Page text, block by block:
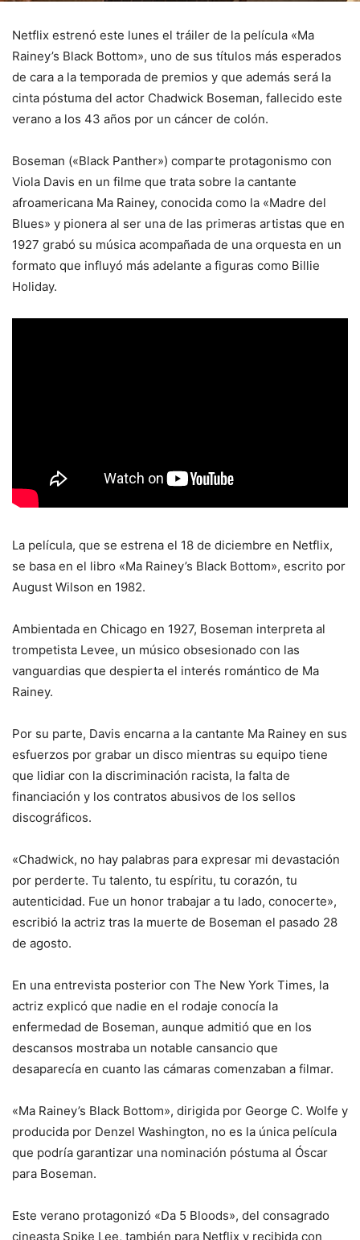
Netflix estrenó este lunes el tráiler de la película «Ma
Rainey’s Black Bottom», uno de sus títulos más esperados
de cara a la temporada de premios y que además será la
cinta póstuma del actor Chadwick Boseman, fallecido este
verano a los 43 años por un cáncer de colón.
Boseman («Black Panther») comparte protagonismo con
Viola Davis en un filme que trata sobre la cantante
afroamericana Ma Rainey, conocida como la «Madre del
Blues» y pionera al ser una de las primeras artistas que en
1927 grabó su música acompañada de una orquesta en un
formato que influyó más adelante a figuras como Billie
Holiday.
La película, que se estrena el 18 de diciembre en Netflix,
se basa en el libro «Ma Rainey’s Black Bottom», escrito por
August Wilson en 1982.
Ambientada en Chicago en 1927, Boseman interpreta al
trompetista Levee, un músico obsesionado con las
vanguardias que despierta el interés romántico de Ma
Rainey.
Por su parte, Davis encarna a la cantante Ma Rainey en sus
esfuerzos por grabar un disco mientras su equipo tiene
que lidiar con la discriminación racista, la falta de
financiación y los contratos abusivos de los sellos
discográficos.
«Chadwick, no hay palabras para expresar mi devastación
por perderte. Tu talento, tu espíritu, tu corazón, tu
autenticidad. Fue un honor trabajar a tu lado, conocerte»,
escribió la actriz tras la muerte de Boseman el pasado 28
de agosto.
En una entrevista posterior con The New York Times, la
actriz explicó que nadie en el rodaje conocía la
enfermedad de Boseman, aunque admitió que en los
descansos mostraba un notable cansancio que
desaparecía en cuanto las cámaras comenzaban a filmar.
«Ma Rainey’s Black Bottom», dirigida por George C. Wolfe y
producida por Denzel Washington, no es la única película
que podría garantizar una nominación póstuma al Óscar
para Boseman.
Este verano protagonizó «Da 5 Bloods», del consagrado
cineasta Spike Lee, también para Netflix y recibida con